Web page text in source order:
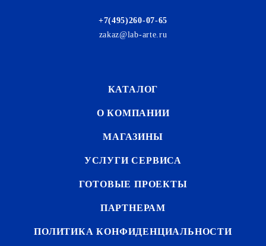
+7(495)260-07-65
zakaz@lab-arte.ru
КАТАЛОГ
О КОМПАНИИ
МАГАЗИНЫ
УСЛУГИ СЕРВИСА
ГОТОВЫЕ ПРОЕКТЫ
ПАРТНЕРАМ
ПОЛИТИКА КОНФИДЕНЦИАЛЬНОСТИ